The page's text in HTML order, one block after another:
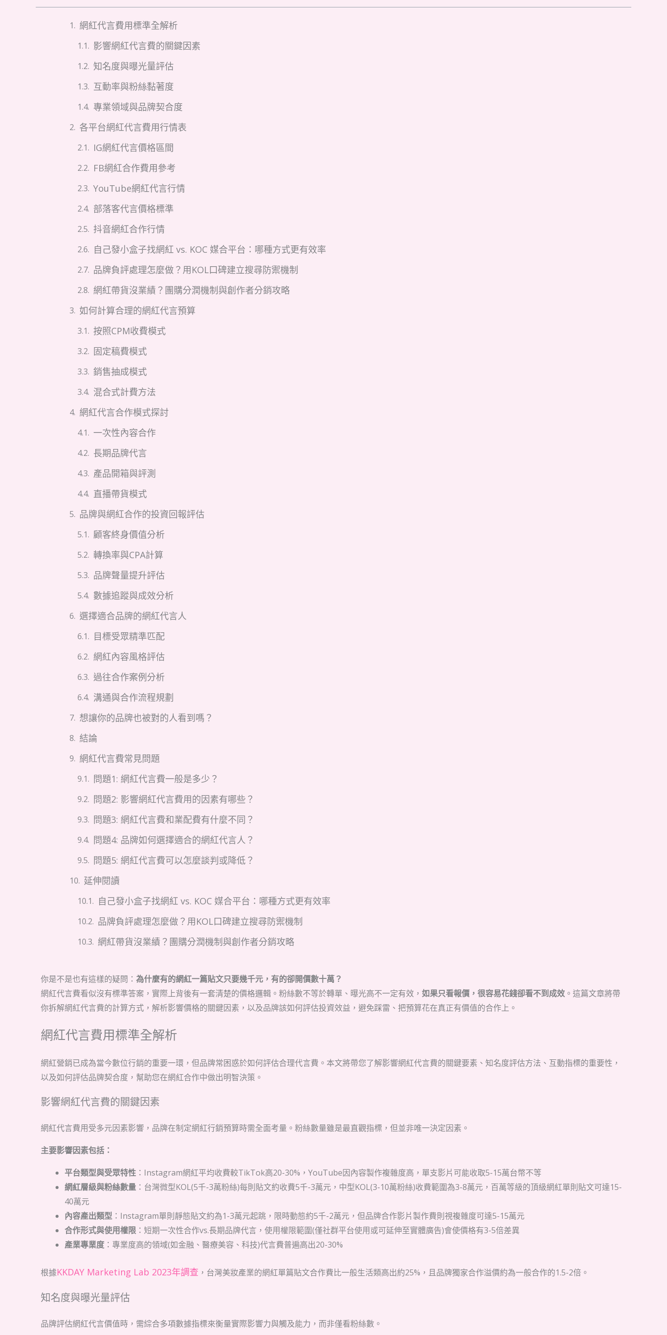
網紅代言費用標準全解析
影響網紅代言費的關鍵因素
知名度與曝光量評估
互動率與粉絲黏著度
專業領域與品牌契合度
各平台網紅代言費用行情表
IG網紅代言價格區間
FB網紅合作費用參考
YouTube網紅代言行情
部落客代言價格標準
抖音網紅合作行情
自己發小盒子找網紅 vs. KOC 媒合平台：哪種方式更有效率
品牌負評處理怎麼做？用KOL口碑建立搜尋防禦機制
網紅帶貨沒業績？團購分潤機制與創作者分銷攻略
如何計算合理的網紅代言預算
按照CPM收費模式
固定稿費模式
銷售抽成模式
混合式計費方法
網紅代言合作模式探討
一次性內容合作
長期品牌代言
產品開箱與評測
直播帶貨模式
品牌與網紅合作的投資回報評估
顧客終身價值分析
轉換率與CPA計算
品牌聲量提升評估
數據追蹤與成效分析
選擇適合品牌的網紅代言人
目標受眾精準匹配
網紅內容風格評估
過往合作案例分析
溝通與合作流程規劃
想讓你的品牌也被對的人看到嗎？
結論
網紅代言費常見問題
問題1: 網紅代言費一般是多少？
問題2: 影響網紅代言費用的因素有哪些？
問題3: 網紅代言費和業配費有什麼不同？
問題4: 品牌如何選擇適合的網紅代言人？
問題5: 網紅代言費可以怎麼談判或降低？
延伸閱讀
自己發小盒子找網紅 vs. KOC 媒合平台：哪種方式更有效率
品牌負評處理怎麼做？用KOL口碑建立搜尋防禦機制
網紅帶貨沒業績？團購分潤機制與創作者分銷攻略
你是不是也有這樣的疑問： 為什麼有的網紅一篇貼文只要幾千元，有的卻開價數十萬？
網紅代言費看似沒有標準答案，實際上背後有一套清楚的價格邏輯。粉絲數不等於轉單、曝光高不一定有效， 如果只看報價，很容易花錢卻看不到成效 。這篇文章將帶
你拆解網紅代言費的計算方式，解析影響價格的關鍵因素，以及品牌該如何評估投資效益，避免踩雷、把預算花在真正有價值的合作上。
網紅代言費用標準全解析
網紅營銷已成為當今數位行銷的重要一環，但品牌常困惑於如何評估合理代言費。本文將帶您了解影響網紅代言費的關鍵要素、知名度評估方法、互動指標的重要性，
以及如何評估品牌契合度，幫助您在網紅合作中做出明智決策。
影響網紅代言費的關鍵因素
網紅代言費用受多元因素影響，品牌在制定網紅行銷預算時需全面考量。粉絲數量雖是最直觀指標，但並非唯一決定因素。
主要影響因素包括：
平台類型與受眾特性 ：Instagram網紅平均收費較TikTok高20-30%，YouTube因內容製作複雜度高，單支影片可能收取5-15萬台幣不等
網紅層級與粉絲數量 ：台灣微型KOL(5千-3萬粉絲)每則貼文約收費5千-3萬元，中型KOL(3-10萬粉絲)收費範圍為3-8萬元，百萬等級的頂級網紅單則貼文可達15-
40萬元
內容產出類型 ：Instagram單則靜態貼文約為1-3萬元起跳，限時動態約5千-2萬元，但品牌合作影片製作費則視複雜度可達5-15萬元
合作形式與使用權限 ：短期一次性合作vs.長期品牌代言，使用權限範圍(僅社群平台使用或可延伸至實體廣告)會使價格有3-5倍差異
產業專業度 ：專業度高的領域(如金融、醫療美容、科技)代言費普遍高出20-30%
根據KKDAY Marketing Lab 2023年調查 ，台灣美妝產業的網紅單篇貼文合作費比一般生活類高出約25%，且品牌獨家合作溢價約為一般合作的1.5-2倍。
知名度與曝光量評估
品牌評估網紅代言價值時，需綜合多項數據指標來衡量實際影響力與觸及能力，而非僅看粉絲數。